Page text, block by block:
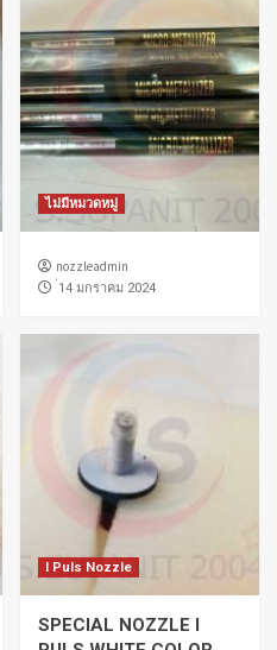
ไม่มีหมวดหมู่
nozzleadmin
่14 มกราคม 2024
I Puls Nozzle
SPECIAL NOZZLE I